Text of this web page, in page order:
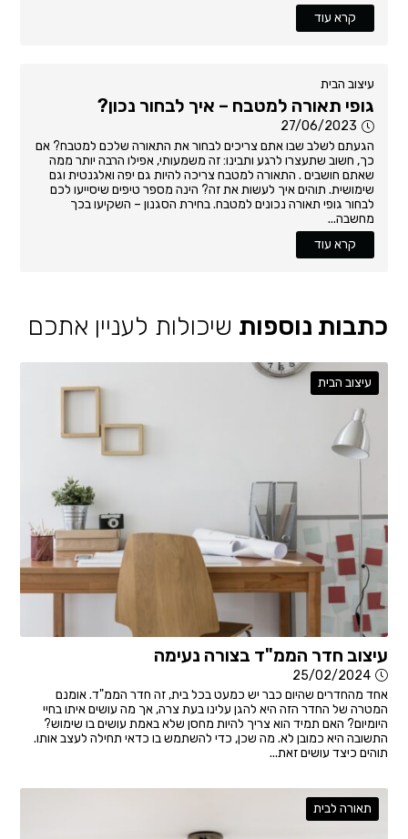
קרא עוד
עיצוב הבית
גופי תאורה למטבח – איך לבחור נכון?
27/06/2023
הגעתם לשלב שבו אתם צריכים לבחור את התאורה שלכם למטבח? אם
כך, חשוב שתעצרו לרגע ותבינו: זה משמעותי, אפילו הרבה יותר ממה
שאתם חושבים . התאורה למטבח צריכה להיות גם יפה ואלגנטית וגם
שימושית. תוהים איך לעשות את זה? הינה מספר טיפים שיסייעו לכם
לבחור גופי תאורה נכונים למטבח. בחירת הסגנון – השקיעו בכך
מחשבה...
קרא עוד
כתבות נוספות שיכולות לעניין אתכם
עיצוב הבית
עיצוב חדר הממ"ד בצורה נעימה
25/02/2024
אחד מהחדרים שהיום כבר יש כמעט בכל בית, זה חדר הממ"ד. אומנם
המטרה של החדר הזה היא להגן עלינו בעת צרה, אך מה עושים איתו בחיי
היומיום? האם תמיד הוא צריך להיות מחסן שלא באמת עושים בו שימוש?
התשובה היא כמובן לא. מה שכן, כדי להשתמש בו כדאי תחילה לעצב אותו.
תוהים כיצד עושים זאת...
תאורה לבית